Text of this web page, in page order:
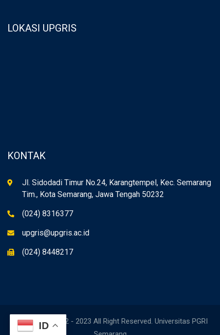
LOKASI UPGRIS
KONTAK
Jl. Sidodadi Timur No.24, Karangtempel, Kec. Semarang
Tim., Kota Semarang, Jawa Tengah 50232
(024) 8316377
upgris@upgris.ac.id
(024) 8448217
Copyright © 2022 - 2023 All Right Reserved. Universitas PGRI
ID